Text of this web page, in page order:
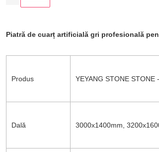
Piatră de cuarț artificială gri profesională
Produs YEYANG STONE
Dală 3000x1400mm,